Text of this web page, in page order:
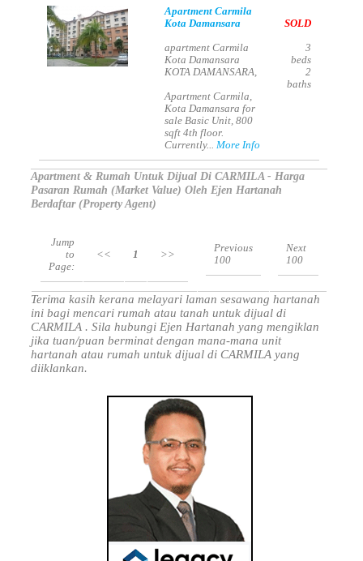
Apartment Carmila
Kota Damansara
apartment Carmila
Kota Damansara
KOTA DAMANSARA,
Apartment Carmila,
Kota Damansara for
sale Basic Unit, 800
sqft 4th floor.
Currently...More Info
SOLD
3
beds
2
baths
Apartment & Rumah Untuk Dijual Di CARMILA - Harga
Pasaran Rumah (Market Value) Oleh Ejen Hartanah
Berdaftar (Property Agent)
Jump
to
Page:
<< 1 >>
Previous
100
Next
100
Terima kasih kerana melayari laman sesawang hartanah
ini bagi mencari rumah atau tanah untuk dijual di
CARMILA . Sila hubungi Ejen Hartanah yang mengiklan
jika tuan/puan berminat dengan mana-mana unit
hartanah atau rumah untuk dijual di CARMILA yang
diiklankan.